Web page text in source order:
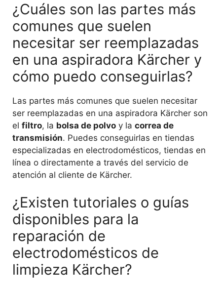
¿Cuáles son las partes más
comunes que suelen
necesitar ser reemplazadas
en una aspiradora Kärcher y
cómo puedo conseguirlas?
Las partes más comunes que suelen necesitar
ser reemplazadas en una aspiradora Kärcher son
el filtro, la bolsa de polvo y la correa de
transmisión. Puedes conseguirlas en tiendas
especializadas en electrodomésticos, tiendas en
línea o directamente a través del servicio de
atención al cliente de Kärcher.
¿Existen tutoriales o guías
disponibles para la
reparación de
electrodomésticos de
limpieza Kärcher?